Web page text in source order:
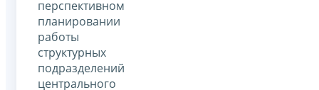
перспективном
планировании
работы
структурных
подразделений
центрального